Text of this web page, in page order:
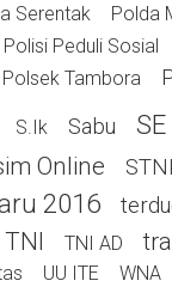
Serentak Polda
Polisi Peduli Sosial
Polsek Tambora
S.Ik Sabu SE
Online
2016
TNI TNI AD
UU ITE WNA